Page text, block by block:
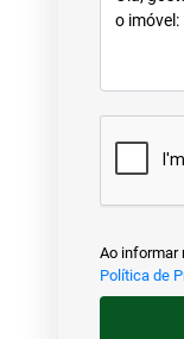
Ao informar
Política de